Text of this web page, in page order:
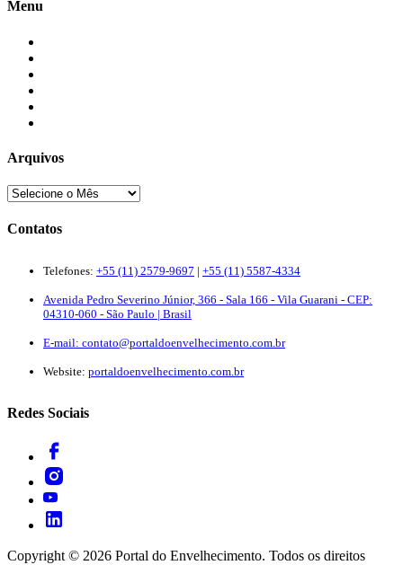
Menu
Arquivos
Contatos
Telefones: +55 (11) 2579-9697 | +55 (11) 5587-4334
Avenida Pedro Severino Júnior, 366 - Sala 166 - Vila Guarani - CEP:
04310-060 - São Paulo | Brasil
E-mail: contato@portaldoenvelhecimento.com.br
Website: portaldoenvelhecimento.com.br
Redes Sociais
Copyright © 2026 Portal do Envelhecimento. Todos os direitos